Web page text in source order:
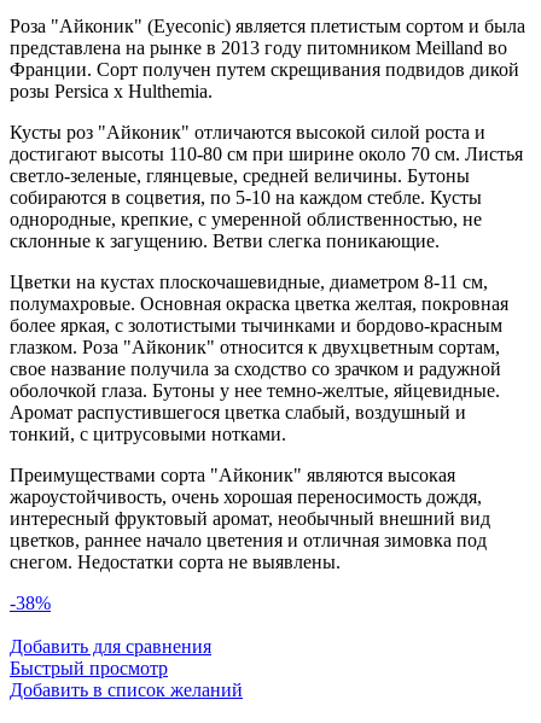
Роза "Айконик" (Eyeconic) является плетистым сортом и была
представлена на рынке в 2013 году питомником Meilland во
Франции. Сорт получен путем скрещивания подвидов дикой
розы Persica x Hulthemia.
Кусты роз "Айконик" отличаются высокой силой роста и
достигают высоты 110-80 см при ширине около 70 см. Листья
светло-зеленые, глянцевые, средней величины. Бутоны
собираются в соцветия, по 5-10 на каждом стебле. Кусты
однородные, крепкие, с умеренной облиственностью, не
склонные к загущению. Ветви слегка поникающие.
Цветки на кустах плоскочашевидные, диаметром 8-11 см,
полумахровые. Основная окраска цветка желтая, покровная
более яркая, с золотистыми тычинками и бордово-красным
глазком. Роза "Айконик" относится к двухцветным сортам,
свое название получила за сходство со зрачком и радужной
оболочкой глаза. Бутоны у нее темно-желтые, яйцевидные.
Аромат распустившегося цветка слабый, воздушный и
тонкий, с цитрусовыми нотками.
Преимуществами сорта "Айконик" являются высокая
жароустойчивость, очень хорошая переносимость дождя,
интересный фруктовый аромат, необычный внешний вид
цветков, раннее начало цветения и отличная зимовка под
снегом. Недостатки сорта не выявлены.
-38%
Добавить для сравнения
Быстрый просмотр
Добавить в список желаний